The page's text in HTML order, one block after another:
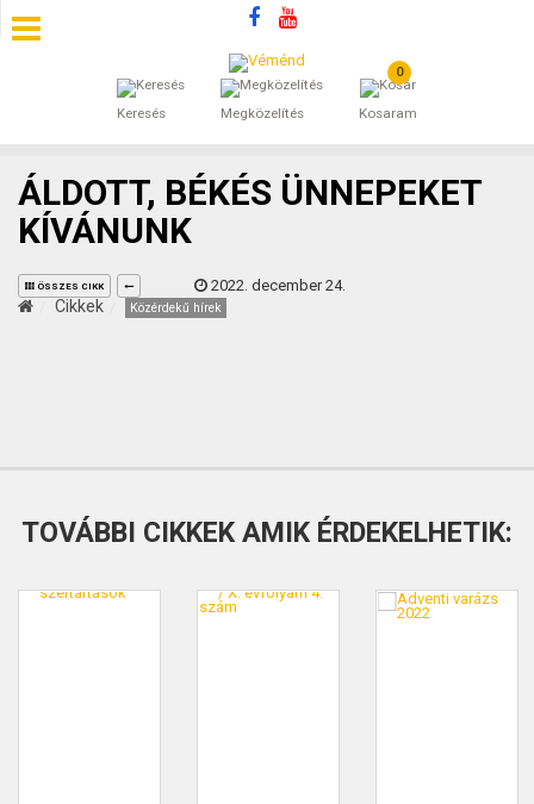
Keresés Megközelítés
0
Kosaram
SZÁLLÁSOK
ÁLTALÁNOS SZERZŐDÉSI FELTÉTELEK
KINCSES BARANYA VÉMÉND
ÁLDOTT, BÉKÉS ÜNNEPEKET
KÍVÁNUNK
ÖSSZES CIKK 2022. december 24.
Cikkek Közérdekű hírek
TOVÁBBI CIKKEK AMIK ÉRDEKELHETIK: